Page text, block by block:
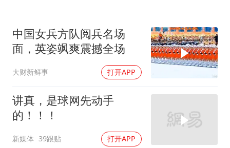
村民谈“梅姨”：叫的其实是“媒姨”
中国养老床位“三连降”
贵州轮胎子公司获美国退税8136万
郑国霖回应去景区上班被保安拦下
奋进开新局 实干挑大梁
中国女兵方队阅兵名场
面，英姿飒爽震撼全场
大财新鲜事 打开APP
讲真，是球网先动手
的！！！
新媒体 39跟贴 打开APP